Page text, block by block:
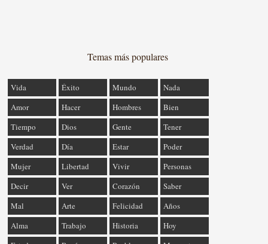
Temas más populares
Vida Éxito Mundo
Nada
Amor
Hacer Hombres
Bien
Tiempo
Dios Gente
Tener
Verdad
Día Estar
Poder
Mujer
Libertad Vivir
Personas
Decir
Ver Corazón
Saber
Mal
Arte Felicidad
Años
Alma
Trabajo Historia
Hoy